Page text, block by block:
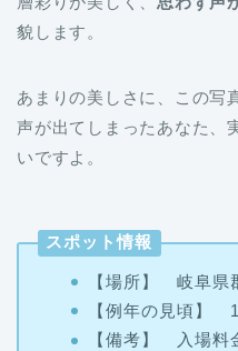
貌します。
あまりの美しさに、この写
声が出てしまったあなた、
いですよ。
スポット情報
【場所】 岐阜県
【例年の見頃】
【備考】 入場料